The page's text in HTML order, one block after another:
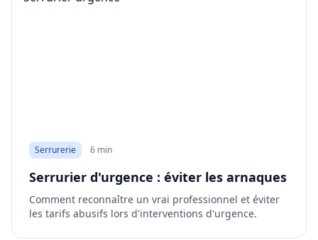
Serrurerie 6 min
Serrurier d'urgence : éviter les arnaques
Comment reconnaître un vrai professionnel et éviter
les tarifs abusifs lors d'interventions d'urgence.